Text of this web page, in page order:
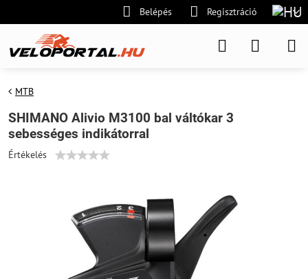
Belépés Regisztráció
MTB
SHIMANO Alivio M3100 bal váltókar 3
sebességes indikátorral
Értékelés